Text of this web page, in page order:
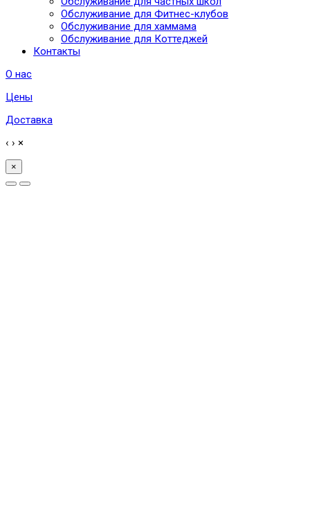
Обслуживание для Фитнес-клубов
Обслуживание для хаммама
Обслуживание для Коттеджей
Контакты
О нас
Цены
Доставка
‹ › ×
×